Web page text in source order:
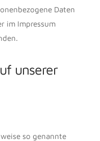
Daten
im Impressum
unserer
so genannte